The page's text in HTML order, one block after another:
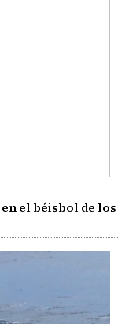
el béisbol de los